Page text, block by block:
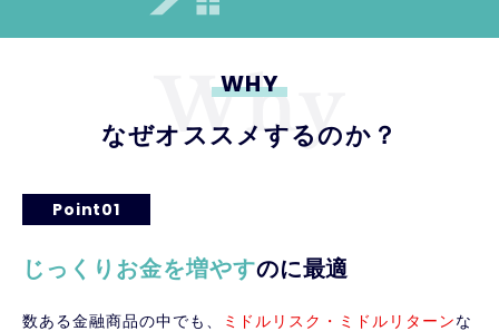
WHY
なぜオススメするのか？
Point01
じっくりお金を増やすのに最適
数ある金融商品の中でも、 ミドルリスク・ミドルリターンな